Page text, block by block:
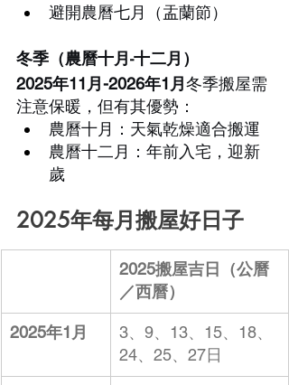
避開農曆七月（盂蘭節）
冬季（農曆十月-十二月）
2025年11月-2026年1月 冬季搬屋需
注意保暖，但有其優勢：
農曆十月：天氣乾燥適合搬運
農曆十二月：年前入宅，迎新
歲
2025年每月搬屋好日子
2025搬屋吉日（公曆
／西曆）
2025年1月
3、9、13、15、18、
24、25、27日